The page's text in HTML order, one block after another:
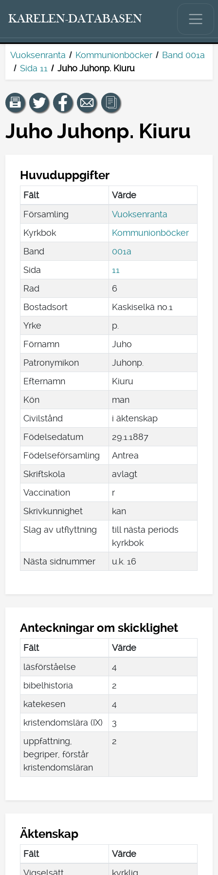
KARELEN-DATABASEN
Vuoksenranta Kommunionböcker
Band 001a
Sida 11
Juho Juhonp. Kiuru
Juho Juhonp. Kiuru
Huvuduppgifter
Fält
Värde
Församling
Vuoksenranta
Kyrkbok
Kommunionböcker
Band
001a
Sida
11
Rad
6
Bostadsort
Kaskiselkä no.1
Yrke
p.
Förnamn
Juho
Patronymikon
Juhonp.
Efternamn
Kiuru
Kön
man
Civilstånd
i äktenskap
Födelsedatum
291 1887
Födelseförsamling
Antrea
Skriftskola
avlagt
Vaccination
r
Skrivkunnighet
kan
Slag av utflyttning
till nästa periods
kyrkbok
Nästa sidnummer
u.k. 16
Anteckningar om skicklighet
Fält
Värde
läsförståelse
4
bibelhistoria
2
katekesen
4
kristendomslära (IX)
3
uppfattning,
begriper, förstår
kristendomsläran
2
Äktenskap
Fält
Värde
Vigselsätt
kyrklig